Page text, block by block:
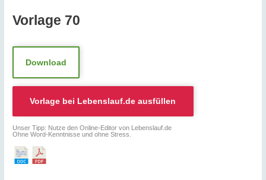
Vorlage 70
Download
Vorlage bei Lebenslauf.de ausfüllen
Unser Tipp: Nutze den Online-Editor von Lebenslauf.de
Ohne Word-Kenntnisse und ohne Stress.